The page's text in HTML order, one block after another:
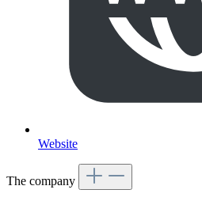
Website
The company